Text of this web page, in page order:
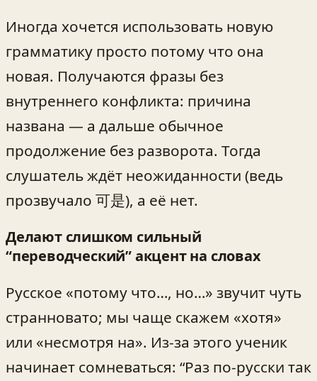
Иногда хочется использовать новую
грамматику просто потому что она
новая. Получаются фразы без
внутреннего конфликта: причина
названа — а дальше обычное
продолжение без разворота. Тогда
слушатель ждёт неожиданности (ведь
прозвучало 可是), а её нет.
Делают слишком сильный
“переводческий” акцент на словах
Русское «потому что…, но…» звучит чуть
странновато; мы чаще скажем «хотя»
или «несмотря на». Из-за этого ученик
начинает сомневаться: “Раз по-русски так